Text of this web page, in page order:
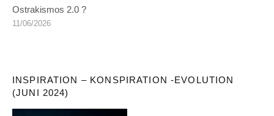
Ostrakismos 2.0 ?
11/06/2026
INSPIRATION – KONSPIRATION -EVOLUTION
(JUNI 2024)